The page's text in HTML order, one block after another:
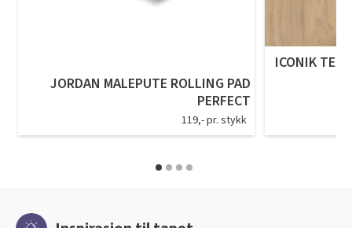
JORDAN MALEPUTE ROLLING PAD
PERFECT
119,- pr. stykk
ICONIK